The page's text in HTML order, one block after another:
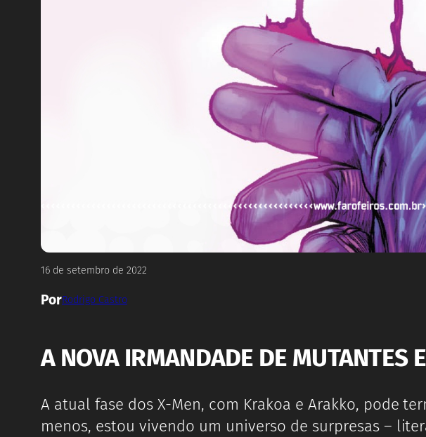
16 de setembro de 2022
PorRodrigo Castro
A NOVA IRMANDADE DE MUTANTES
A atual fase dos X-Men, com Krakoa e Arakko, pode
menos, estou vivendo um universo de surpresas –